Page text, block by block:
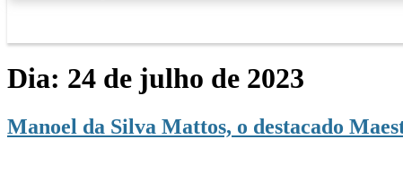
Dia: 24 de julho de 2023
Manoel da Silva Mattos, o destacado